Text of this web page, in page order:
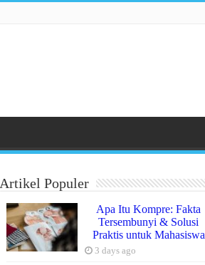
Artikel Populer
Apa Itu Kompre: Fakta
Tersembunyi & Solusi
Praktis untuk Mahasiswa
3 days ago